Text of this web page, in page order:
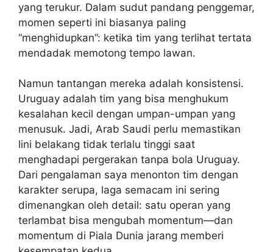
yang terukur. Dalam sudut pandang penggemar,
momen seperti ini biasanya paling
“menghidupkan”: ketika tim yang terlihat tertata
mendadak memotong tempo lawan.
Namun tantangan mereka adalah konsistensi.
Uruguay adalah tim yang bisa menghukum
kesalahan kecil dengan umpan-umpan yang
menusuk. Jadi, Arab Saudi perlu memastikan
lini belakang tidak terlalu tinggi saat
menghadapi pergerakan tanpa bola Uruguay.
Dari pengalaman saya menonton tim dengan
karakter serupa, laga semacam ini sering
dimenangkan oleh detail: satu operan yang
terlambat bisa mengubah momentum—dan
momentum di Piala Dunia jarang memberi